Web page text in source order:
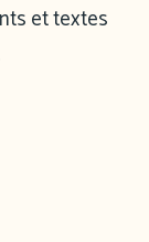
et textes